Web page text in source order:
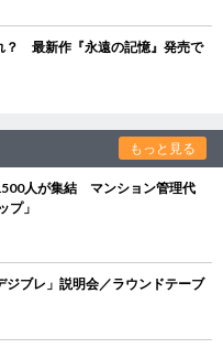
？ 最新作『永遠の記憶』発売で
もっと見る
人が集結 マンション管理代
プ」
ブレ」説明会／ラウンドテーブ